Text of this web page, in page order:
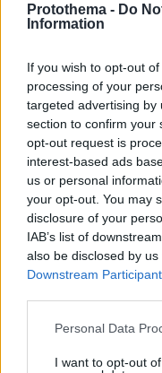
Protothema - Do
Information
If you wish to opt-out
processing of your
targeted advertising by
section to confirm your
opt-out request is
interest-based ads
us or personal
your opt-out. You may
disclosure of your
IAB’s list of
also be disclosed by
Downstream
Please note that this
not limited to your visit
Personal Data
I want to opt-out
την πρόσκαιρη
τελευταία ημέρα
Αυγούστου, νέα
επηρεάσει την
Σαββατοκύριακο
επικρατεί
τη διάρκεια του
οποίο θα
ανακοίνωση.